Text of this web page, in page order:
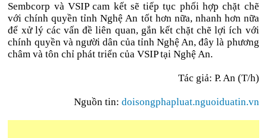
Sembcorp và VSIP cam kết sẽ tiếp tục phối hợp chặt chẽ
với chính quyền tỉnh Nghệ An tốt hơn nữa, nhanh hơn nữa
để xử lý các vấn đề liên quan, gắn kết chặt chẽ lợi ích với
chính quyền và người dân của tỉnh Nghệ An, đây là phương
châm và tôn chỉ phát triển của VSIP tại Nghệ An.
Tác giả: P. An (T/h)
Nguồn tin: doisongphapluat.nguoiduatin.vn